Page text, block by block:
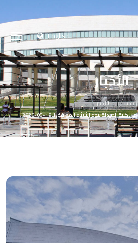
English
الأخبار
الأخبار
الصيدلة ليوم الثلاثاء الموافق لـ 19-05-2026